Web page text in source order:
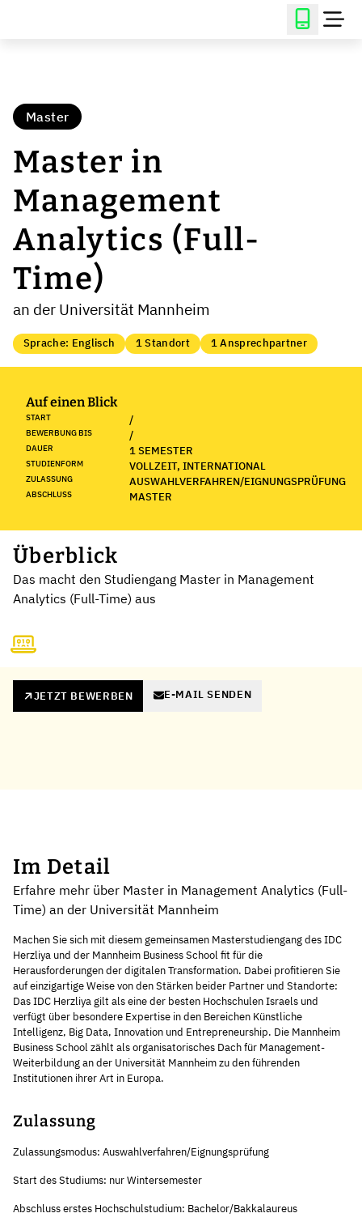
Master
Master in
Management
Analytics (Full-
Time)
an der Universität Mannheim
Sprache: Englisch 1 Standort 1 Ansprechpartner
Auf einen Blick
START /
BEWERBUNG BIS /
DAUER 1 SEMESTER
STUDIENFORM VOLLZEIT, INTERNATIONAL
ZULASSUNG AUSWAHLVERFAHREN/EIGNUNGSPRÜFUNG
ABSCHLUSS MASTER
Überblick
Das macht den Studiengang Master in Management
Analytics (Full-Time) aus
JETZT BEWERBEN E-MAIL SENDEN
Im Detail
Erfahre mehr über Master in Management Analytics (Full-
Time) an der Universität Mannheim
Machen Sie sich mit diesem gemeinsamen Masterstudiengang des IDC
Herzliya und der Mannheim Business School fit für die
Herausforderungen der digitalen Transformation. Dabei profitieren Sie
auf einzigartige Weise von den Stärken beider Partner und Standorte:
Das IDC Herzliya gilt als eine der besten Hochschulen Israels und
verfügt über besondere Expertise in den Bereichen Künstliche
Intelligenz, Big Data, Innovation und Entrepreneurship. Die Mannheim
Business School zählt als organisatorisches Dach für Management-
Weiterbildung an der Universität Mannheim zu den führenden
Institutionen ihrer Art in Europa.
Zulassung
Zulassungsmodus: Auswahlverfahren/Eignungsprüfung
Start des Studiums: nur Wintersemester
Abschluss erstes Hochschulstudium: Bachelor/Bakkalaureus